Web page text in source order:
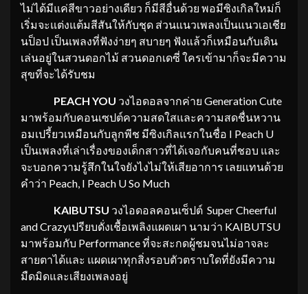
ไม่ได้มีแค่สีขาวอย่างเดียว ก็มีสีอื่นด้วย พอมีซิงเกิลใหม่ก็
เริ่มจะแต่งแต้มสีสันให้กับชุด ส่วนแนวเพลงเป็นแนวเอเชีย
นป็อป เป็นเพลงที่ฟังง่ายๆ สบายๆ ฟังแล้วก็เหมือนกับเดิน
เล่นอยู่ในสวนดอกไม้ สวนดอกเดซี่ ใครเข้ามาก็จะมีความ
สุขที่จะได้รับชม
PEACH YOU วงไอดอลจากค่าย Generation Cute
มาพร้อมกับคอนเซปต์ความสดใสและความสดชื่นหวาน
อมเปรี้ยวเหมือนกับลูกพีช มีซิงเกิลแรกในชื่อ I Peach U
เป็นเพลงที่เล่าเรื่องของเด็กสาวที่ได้เจอกับคนที่ชอบ และ
จะบอกความรู้สึกในใจยังไงไม่ให้เสียอาการ เลยแทนด้วย
คำว่า Peach, I Peach U So Much
KAIBUTSU วงไอดอลคอนเซ็ปต์ Super Cheerful
and Crazyเปรียบดั่งเชื้อเพลิงแผดเผา นามว่า KAIBUTSU
มาพร้อมกับ Performance ที่จะสะกดผู้ชมจนไม่อาจละ
สายตาได้และ แผดเผาทุกสิ่งรอบตัวตราบใดที่ยังมีความ
มืดมิดและเสียงเพลงอยู่